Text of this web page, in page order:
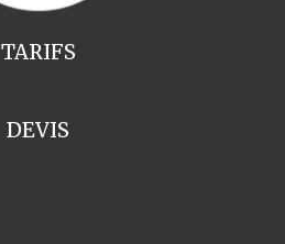
TARIFS
DEVIS